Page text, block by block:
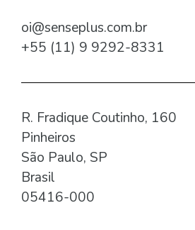
oi@senseplus.com.br
+55 (11) 9 9292-8331
R. Fradique Coutinho, 160
Pinheiros
São Paulo, SP
Brasil
05416-000